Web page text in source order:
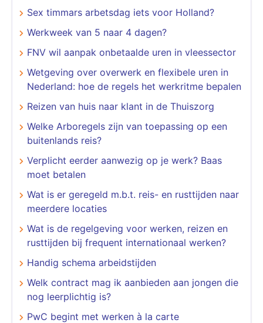
Sex timmars arbetsdag iets voor Holland?
Werkweek van 5 naar 4 dagen?
FNV wil aanpak onbetaalde uren in vleessector
Wetgeving over overwerk en flexibele uren in
Nederland: hoe de regels het werkritme bepalen
Reizen van huis naar klant in de Thuiszorg
Welke Arboregels zijn van toepassing op een
buitenlands reis?
Verplicht eerder aanwezig op je werk? Baas
moet betalen
Wat is er geregeld m.b.t. reis- en rusttijden naar
meerdere locaties
Wat is de regelgeving voor werken, reizen en
rusttijden bij frequent internationaal werken?
Handig schema arbeidstijden
Welk contract mag ik aanbieden aan jongen die
nog leerplichtig is?
PwC begint met werken à la carte